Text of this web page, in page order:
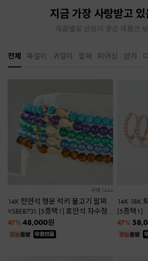
지금 가장 사랑받고 있
제품별로 반응이 좋은 제품만
전체 목걸이 귀걸이 팔찌 피어싱 반지
구매 1444
14K 천연석 행운 럭키 물고기 팔찌
VSBEB731 [5종택1] 호안석 자수정
그린오닉스 터키석 아게이트
47% 48,000원
14K 18K
[5종택1]
47%